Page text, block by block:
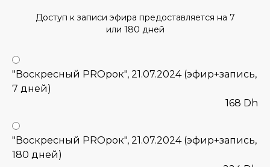
Доступ к записи эфира предоставляется на 7
или 180 дней
"Воскресный PROрок", 21.07.2024 (эфир+запись,
7 дней)
168 Dh
"Воскресный PROрок", 21.07.2024 (эфир+запись,
180 дней)